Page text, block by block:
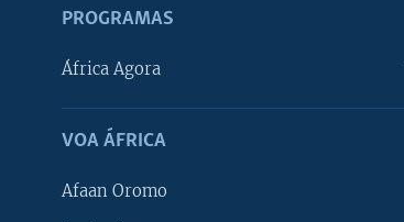
PROGRAMAS
África Agora
VOA ÁFRICA
Afaan Oromo